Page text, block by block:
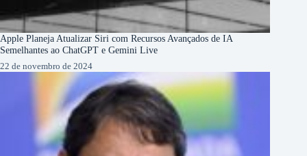
Apple Planeja Atualizar Siri com Recursos Avançados de IA
Semelhantes ao ChatGPT e Gemini Live
22 de novembro de 2024